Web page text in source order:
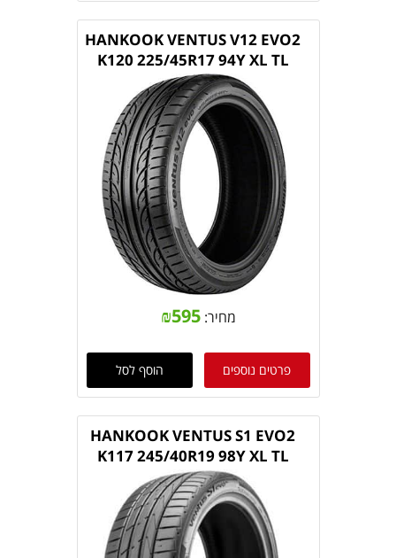
HANKOOK VENTUS V12 EVO2
K120 225/45R17 94Y XL TL
מחיר: ₪595
פרטים נוספים הוסף לסל
HANKOOK VENTUS S1 EVO2
K117 245/40R19 98Y XL TL